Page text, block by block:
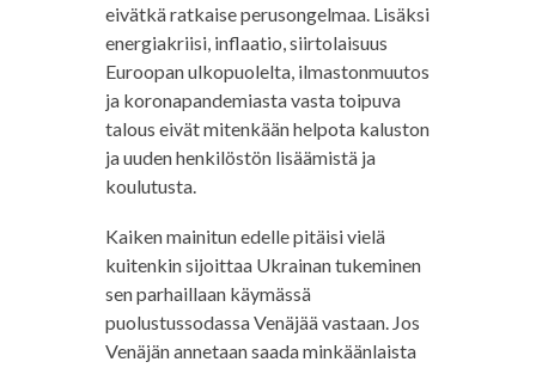
eivätkä ratkaise perusongelmaa. Lisäksi
energiakriisi, inflaatio, siirtolaisuus
Euroopan ulkopuolelta, ilmastonmuutos
ja koronapandemiasta vasta toipuva
talous eivät mitenkään helpota kaluston
ja uuden henkilöstön lisäämistä ja
koulutusta.
Kaiken mainitun edelle pitäisi vielä
kuitenkin sijoittaa Ukrainan tukeminen
sen parhaillaan käymässä
puolustussodassa Venäjää vastaan. Jos
Venäjän annetaan saada minkäänlaista